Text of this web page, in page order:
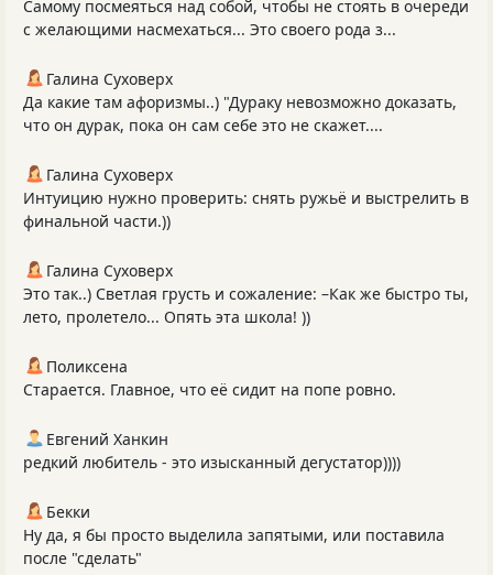
Самому посмеяться над собой, чтобы не стоять в очереди
с желающими насмехаться... Это своего рода з...
Галина Суховерх
Да какие там афоризмы..) "Дураку невозможно доказать,
что он дурак, пока он сам себе это не скажет....
Галина Суховерх
Интуицию нужно проверить: снять ружьё и выстрелить в
финальной части.))
Галина Суховерх
Это так..) Светлая грусть и сожаление: –Как же быстро ты,
лето, пролетело... Опять эта школа! ))
Поликсена
Старается. Главное, что её сидит на попе ровно.
Евгений Ханкин
редкий любитель - это изысканный дегустатор))))
Бекки
Ну да, я бы просто выделила запятыми, или поставила
после "сделать"